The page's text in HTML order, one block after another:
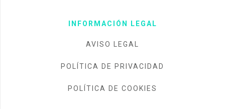
INFORMACIÓN LEGAL
AVISO LEGAL
POLÍTICA DE PRIVACIDAD
POLÍTICA DE COOKIES